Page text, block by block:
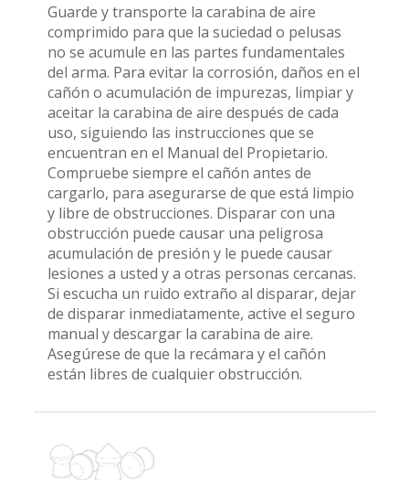
Guarde y transporte la carabina de aire
comprimido para que la suciedad o pelusas
no se acumule en las partes fundamentales
del arma. Para evitar la corrosión, daños en el
cañón o acumulación de impurezas, limpiar y
aceitar la carabina de aire después de cada
uso, siguiendo las instrucciones que se
encuentran en el Manual del Propietario.
Compruebe siempre el cañón antes de
cargarlo, para asegurarse de que está limpio
y libre de obstrucciones. Disparar con una
obstrucción puede causar una peligrosa
acumulación de presión y le puede causar
lesiones a usted y a otras personas cercanas.
Si escucha un ruido extraño al disparar, dejar
de disparar inmediatamente, active el seguro
manual y descargar la carabina de aire.
Asegúrese de que la recámara y el cañón
están libres de cualquier obstrucción.